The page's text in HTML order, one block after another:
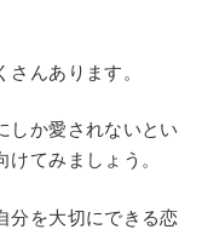
んあります。
しか愛されないとい
てみましょう。
分を大切にできる恋